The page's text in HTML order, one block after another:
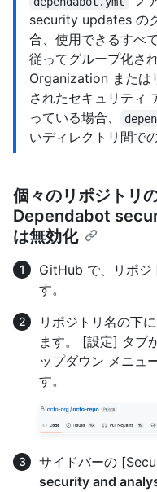
security updates の
合、使用できるすべ
従ってグループ化さ
Organization または
されたセキュリティ
っている場合、
いディレクトリ間で
個々のリポジトリ
Dependabot
は無効化
GitHub で、リポジ
す。
リポジトリ名の下
ます。 [設定] タブ
ップダウン メニュ
す。
サイドバーの
security and